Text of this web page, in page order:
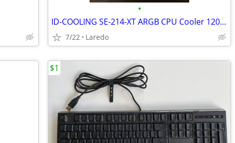
•
ID-COOLING SE-214-XT ARGB CPU Cooler 120mm PWM 4-Pin LGA 1700/1200
7/22 Laredo
$1